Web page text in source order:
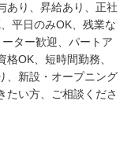
あり、昇給あり、正社
平日のみOK、残業な
ター歓迎、パートア
OK、短時間勤務、
、新設・オープニング
たい方、ご相談くださ